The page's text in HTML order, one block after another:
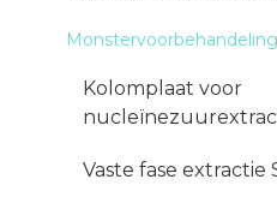
Monstervoorbehandeling
Kolomplaat voor
Vaste fase extractie